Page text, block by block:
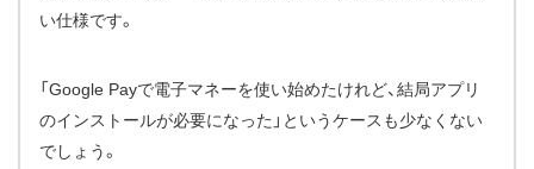
い仕様です。
「Google Payで電子マネーを使い始めたけれど、結局アプリ
のインストールが必要になった」というケースも少なくない
でしょう。